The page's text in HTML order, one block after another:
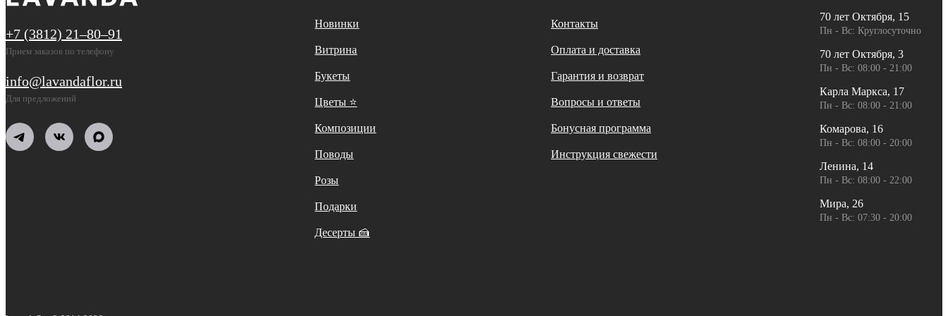
+7 (3812) 21‒80‒91
Прием заказов по телефону
info@lavandaflor.ru
Для предложений
Новинки
Витрина
Букеты
Цветы ⭐
Композиции
Поводы
Розы
Подарки
Десерты 🍰
Контакты
Оплата и доставка
Гарантия и возврат
Вопросы и ответы
Бонусная программа
Инструкция свежести
70 лет Октября, 15
Пн - Вс: Круглосуточно
70 лет Октября, 3
Пн - Вс: 08:00 - 21:00
Карла Маркса, 17
Пн - Вс: 08:00 - 21:00
Комарова, 16
Пн - Вс: 08:00 - 20:00
Ленина, 14
Пн - Вс: 08:00 - 22:00
Мира, 26
Пн - Вс: 07:30 - 20:00